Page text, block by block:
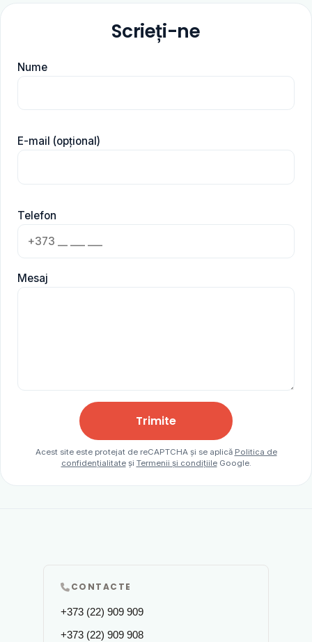
Scrieți-ne
Nume
E-mail (opțional)
Telefon
Mesaj
Trimite
Acest site este protejat de reCAPTCHA și se aplică Politica de
confidențialitateși Termenii și condițiileGoogle.
CONTACTE
+373 (22) 909 909
+373 (22) 909 908